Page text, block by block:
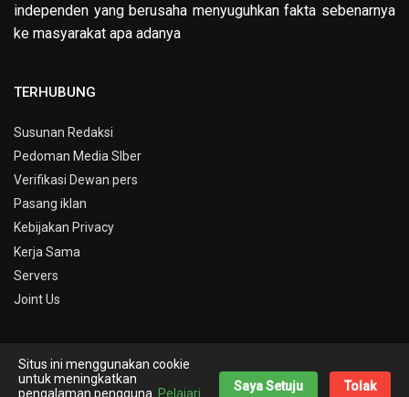
independen yang berusaha menyuguhkan fakta sebenarnya
ke masyarakat apa adanya
TERHUBUNG
Susunan Redaksi
Pedoman Media SIber
Verifikasi Dewan pers
Pasang iklan
Kebijakan Privacy
Kerja Sama
Servers
Joint Us
© Copyright 2019 -
Info Kepri
Situs ini menggunakan cookie
untuk meningkatkan
pengalaman pengguna. Pelajari Saya Setuju Tolak